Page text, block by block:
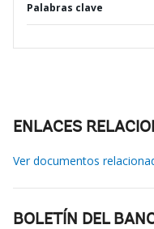
Palabras clave
ENLACES
Ver documentos
BOLETÍN DEL